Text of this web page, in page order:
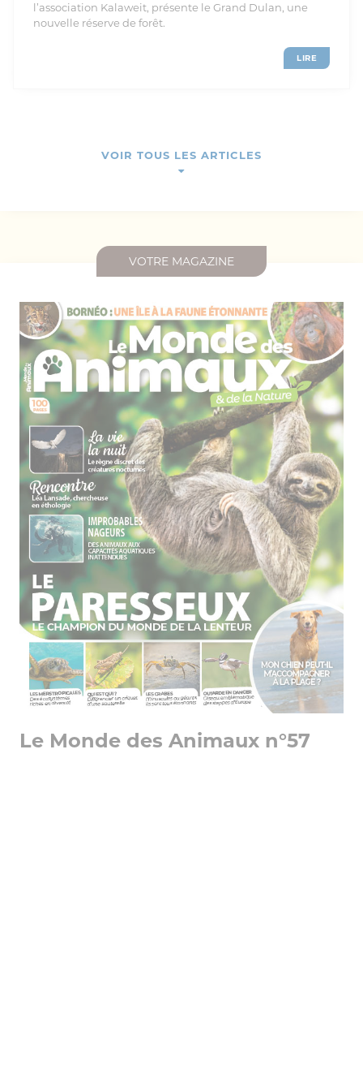
l’association Kalaweit, présente le Grand Dulan, une
nouvelle réserve de forêt.
LIRE
VOIR TOUS LES ARTICLES
VOTRE MAGAZINE
Le Monde des Animaux n°57